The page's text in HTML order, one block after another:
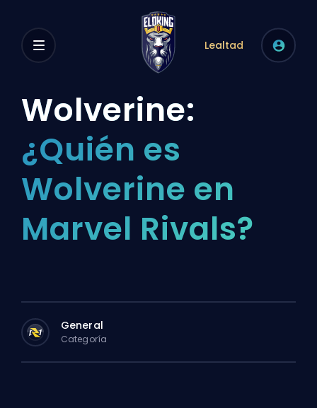
Lealtad
Wolverine:
¿Quién es
Wolverine en
Marvel Rivals?
General
Categoría